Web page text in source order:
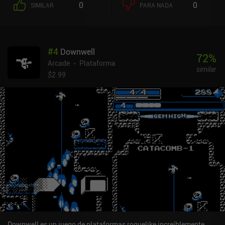
se pueden comprar a través de iAPs. Estas gemas nos permiten
comprar vidas extra y mejoras de forma constante aunque veamos
todos los anuncios. Aunque no es un gran port, Bubble Bobble
Classic puede proporcionar un agradable y efímero viaje
embargo, el juego está lleno de anuncios que aparecen al acceder
a los menús, y los controles táctiles son mediocres en el mejor de
los casos, lo que sin duda frustrará a algunos jugadores.
SIMILAR 0 PARA NADA 0
#4 Downwell
Arcade
Plataforma
$2.99
72%
similar